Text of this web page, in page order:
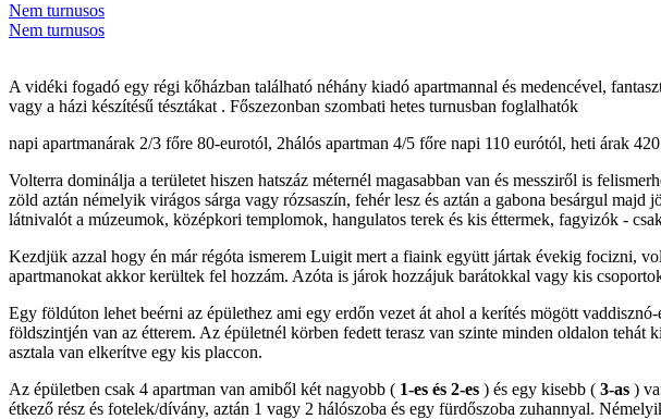
Nem turnusos
Nem turnusos
A vidéki fogadó egy régi kőházban található néhány kiadó apartmannal és medencével,
vagy a házi készítésű tésztákat . Főszezonban szombati hetes turnusban foglalhatók
napi apartmanárak 2/3 főre 80-eurotól, 2hálós apartman 4/5 főre napi 110 eurótól, heti árak
Volterra dominálja a területet hiszen hatszáz méternél magasabban van és messziről is
zöld aztán némelyik virágos sárga vagy rózsaszín, fehér lesz és aztán a gabona besárgul
látnivalót a múzeumok, középkori templomok, hangulatos terek és kis éttermek, fagyizók -
Kezdjük azzal hogy én már régóta ismerem Luigit mert a fiaink együtt jártak évekig focizni,
apartmanokat akkor kerültek fel hozzám. Azóta is járok hozzájuk barátokkal vagy kis
Egy földúton lehet beérni az épülethez ami egy erdőn vezet át ahol a kerítés mögött
földszintjén van az étterem. Az épületnél körben fedett terasz van szinte minden oldalon
asztala van elkerítve egy kis placcon.
Az épületben csak 4 apartman van amiből két nagyobb ( 1-es és 2-es ) és egy kisebb ( 3-as )
étkező rész és fotelek/dívány, aztán 1 vagy 2 hálószoba és egy fürdőszoba zuhannyal.